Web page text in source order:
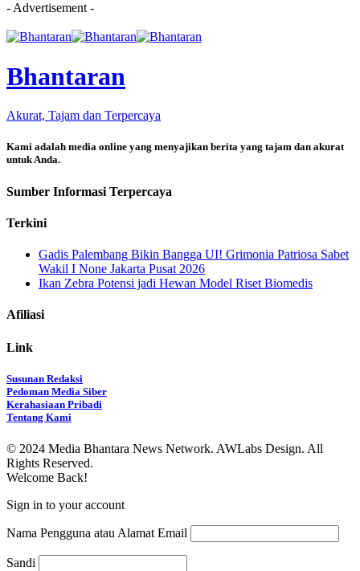
- Advertisement -
Bhantaran
Akurat, Tajam dan Terpercaya
Kami adalah media online yang menyajikan berita yang tajam dan akurat
untuk Anda.
Sumber Informasi Terpercaya
Terkini
Gadis Palembang Bikin Bangga UI! Grimonia Patriosa Sabet
Wakil I None Jakarta Pusat 2026
Ikan Zebra Potensi jadi Hewan Model Riset Biomedis
Afiliasi
Link
Susunan Redaksi
Pedoman Media Siber
Kerahasiaan Pribadi
Tentang Kami
© 2024 Media Bhantara News Network. AWLabs Design. All
Rights Reserved.
Welcome Back!
Sign in to your account
Nama Pengguna atau Alamat Email
Sandi